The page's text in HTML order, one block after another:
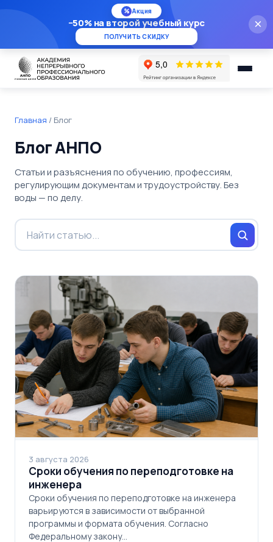
×
% Акция
−50% на второй учебный курс
ПОЛУЧИТЬ СКИДКУ
Главная / Блог
Блог АНПО
Статьи и разъяснения по обучению, профессиям,
регулирующим документам и трудоустройству. Без
воды — по делу.
3 августа 2026
Сроки обучения по переподготовке на
инженера
Сроки обучения по переподготовке на инженера
варьируются в зависимости от выбранной
программы и формата обучения. Согласно
Федеральному закону…